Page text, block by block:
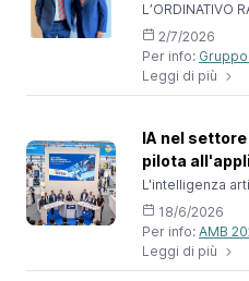
L’ORDINATIVO
ORDINI, SALITO
SOCIALI DEL
TRIENNIOLa
grande
destinate ad
che collegherà
all’ArizonaIl
2/7/2026
Per info:
Leggi di più
IA nel
pilota
L'intelligenza
di AMB 2026 //
opportunità,
fiera
che si terrà a
2026,
18/6/2026
Per info: AMB
Leggi di più